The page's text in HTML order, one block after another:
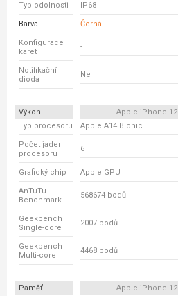
Typ odolnosti IP68
Barva Černá
Konfigurace
karet
-
Notifikační
dioda
Ne
Výkon Apple iPhone 12
Typ procesoru
Apple A14 Bionic
Počet jader
procesoru
6
Grafický chip Apple GPU
AnTuTu
Benchmark
568674 bodů
Geekbench
Single-core
2007 bodů
Geekbench
Multi-core
4468 bodů
Paměť Apple iPhone 12